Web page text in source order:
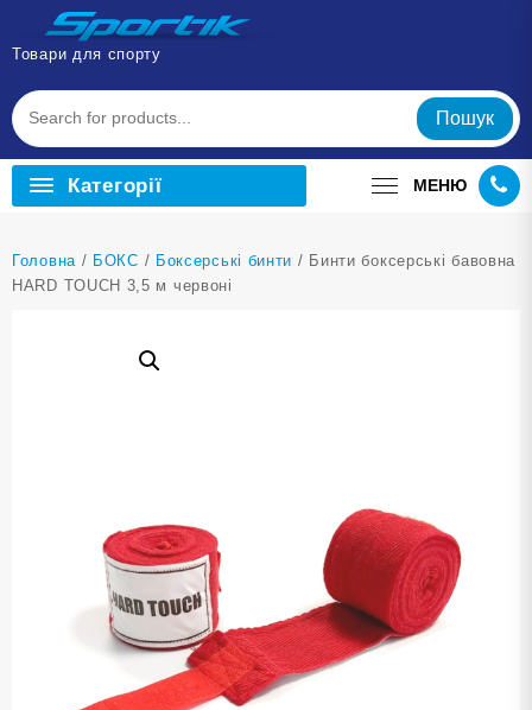
Перейти
вмісту
Товари для спорту
Пошук
Категорії МЕНЮ
Головна / БОКС / Боксерські бинти / Бинти боксерські бавовна
HARD TOUCH 3,5 м червоні